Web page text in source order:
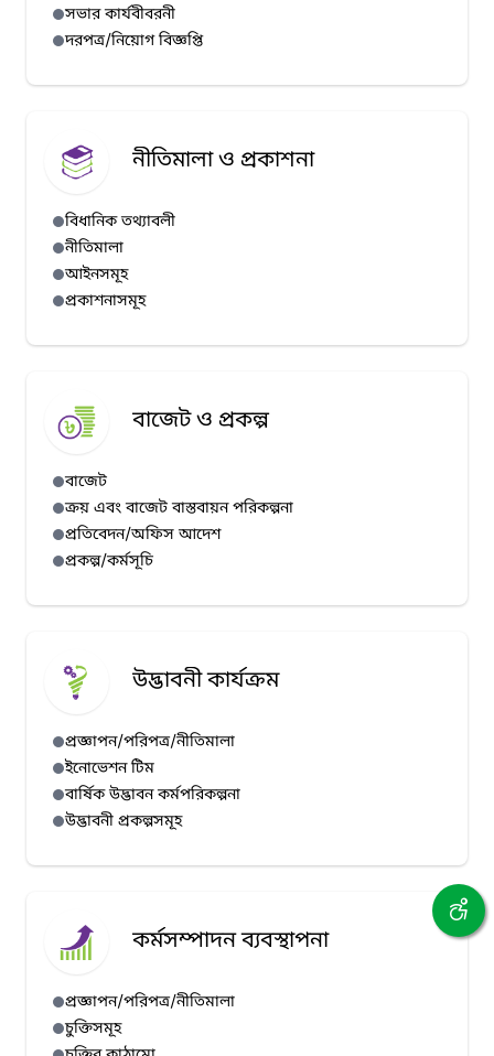
সভার কার্যবীবরনী
দরপত্র/নিয়োগ বিজ্ঞপ্তি
নীতিমালা ও প্রকাশনা
বিধানিক তথ্যাবলী
নীতিমালা
আইনসমূহ
প্রকাশনাসমূহ
বাজেট ও প্রকল্প
বাজেট
ক্রয় এবং বাজেট বাস্তবায়ন পরিকল্পনা
প্রতিবেদন/অফিস আদেশ
প্রকল্প/কর্মসূচি
উদ্ভাবনী কার্যক্রম
প্রজ্ঞাপন/পরিপত্র/নীতিমালা
ইনোভেশন টিম
বার্ষিক উদ্ভাবন কর্মপরিকল্পনা
উদ্ভাবনী প্রকল্পসমূহ
কর্মসম্পাদন ব্যবস্থাপনা
প্রজ্ঞাপন/পরিপত্র/নীতিমালা
চুক্তিসমূহ